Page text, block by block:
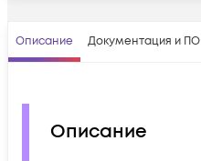
Описание Документация и ПО
Описание